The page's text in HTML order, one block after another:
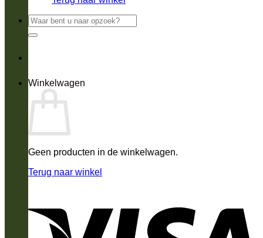
Zoeken
naar:
Winkelwagen
Geen producten in de winkelwagen.
Terug naar winkel